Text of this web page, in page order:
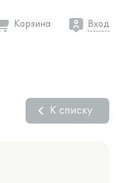
Корзина Вход
К списку